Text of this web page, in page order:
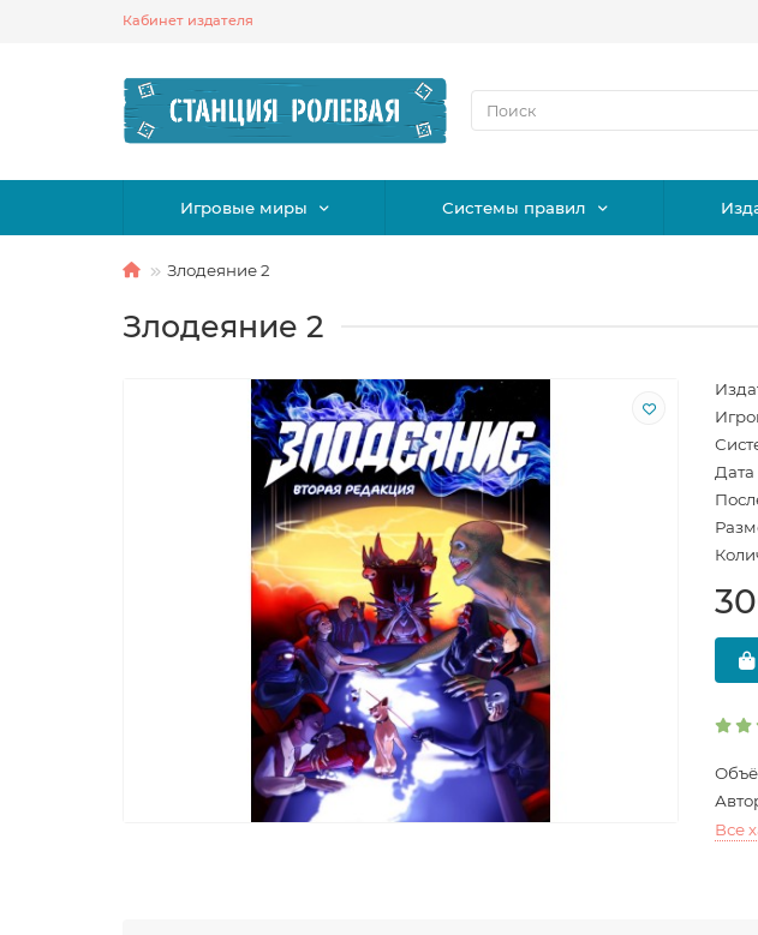
Кабинет издателя
Игровые миры Системы правил
Злодеяние 2
Злодеяние 2
Все